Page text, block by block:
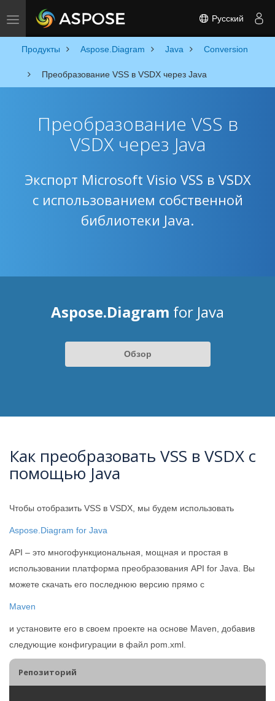
Toggle navigation Русский
Продукты Aspose.Diagram Java Conversion
Преобразование VSS в VSDX через Java
Преобразование VSS в
VSDX через Java
Экспорт Microsoft Visio VSS в VSDX
с использованием собственной
библиотеки Java.
Aspose.Diagram for Java
Обзор
Как преобразовать VSS в VSDX с
помощью Java
Чтобы отобразить VSS в VSDX, мы будем использовать
Aspose.Diagram for Java
API – это многофункциональная, мощная и простая в
использовании платформа преобразования API for Java. Вы
можете скачать его последнюю версию прямо с
Maven
и установите его в своем проекте на основе Maven, добавив
следующие конфигурации в файл pom.xml.
Репозиторий